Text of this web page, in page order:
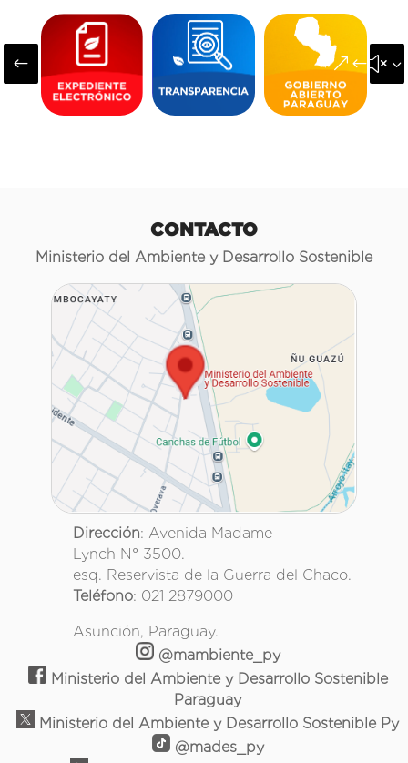
#
CONTACTO
Ministerio del Ambiente y Desarrollo Sostenible
Dirección: Avenida Madame
Lynch N° 3500.
esq. Reservista de la Guerra del Chaco.
Teléfono: 021 2879000
Asunción, Paraguay.
@mambiente_py
Ministerio del Ambiente y Desarrollo Sostenible
Paraguay
Ministerio del Ambiente y Desarrollo Sostenible Py
@mades_py